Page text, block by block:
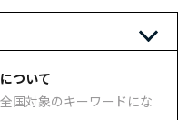
ついて
国対象のキーワードにな